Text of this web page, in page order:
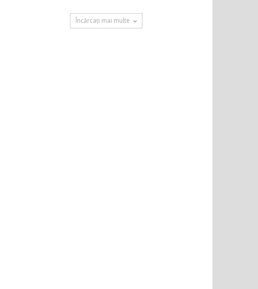
Încărcați mai multe